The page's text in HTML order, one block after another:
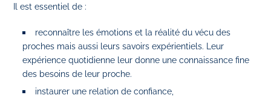
Il est essentiel de :
reconnaître les émotions et la réalité du vécu des
proches mais aussi leurs savoirs expérientiels. Leur
expérience quotidienne leur donne une connaissance fine
des besoins de leur proche.
instaurer une relation de confiance,